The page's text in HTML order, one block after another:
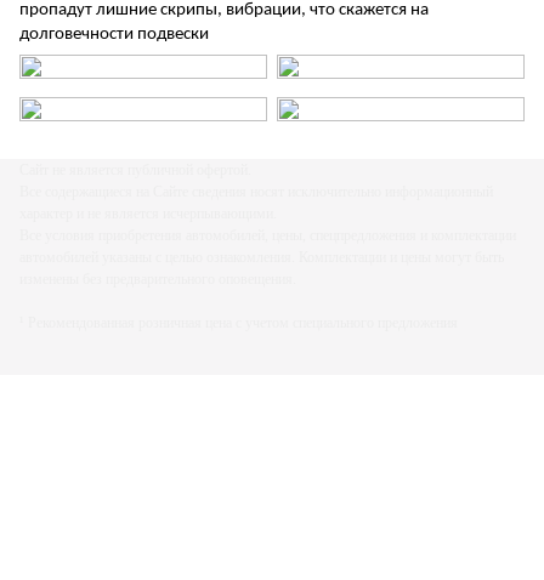
пропадут лишние скрипы, вибрации, что скажется на
долговечности подвески